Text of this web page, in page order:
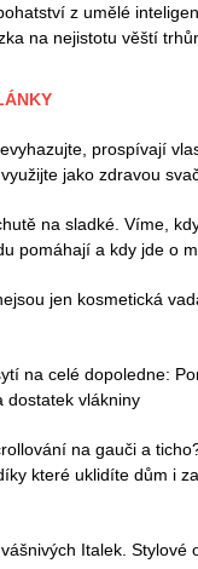
z umělé
na nejistotu věští
prospívají
jako zdravou
na sladké. Víme,
pomáhají a kdy jde o
jen kosmetická
na celé dopoledne:
dostatek vlákniny
na gauči a
které uklidíte dům i
Italek. Stylové